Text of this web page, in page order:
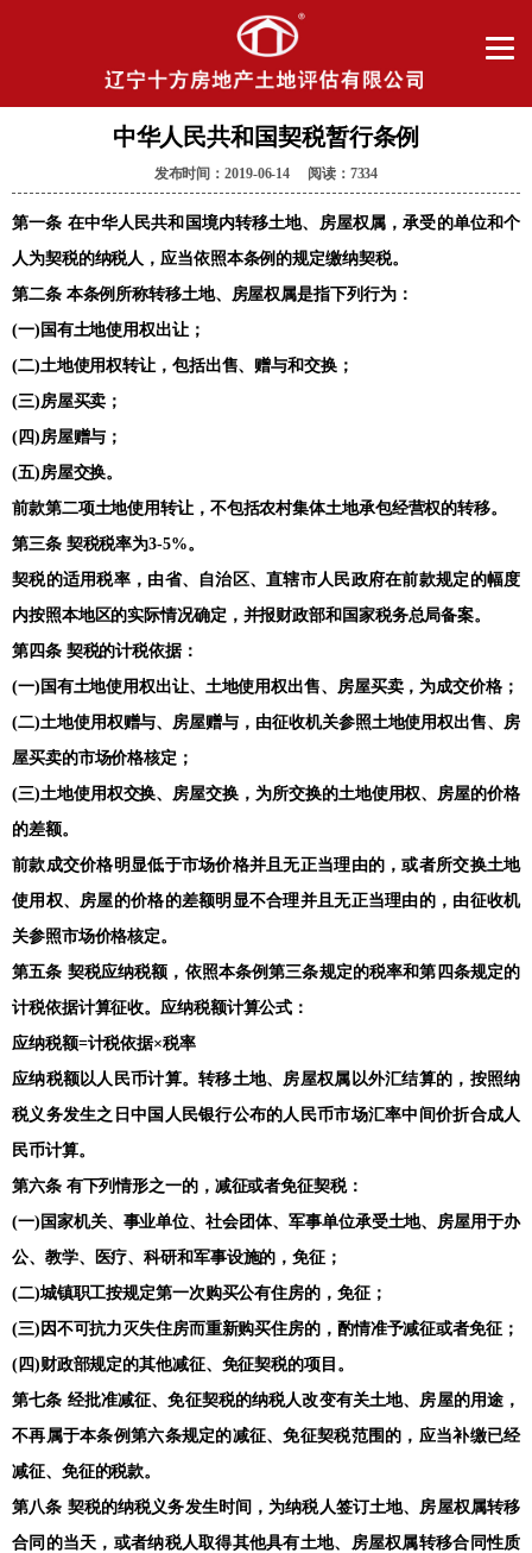
中华人民共和国契税暂行条例
发布时间：2019-06-14 阅读：7334
第一条 在中华人民共和国境内转移土地、房屋权属，承受的单位和个
人为契税的纳税人，应当依照本条例的规定缴纳契税。
第二条 本条例所称转移土地、房屋权属是指下列行为：
(一)国有土地使用权出让；
(二)土地使用权转让，包括出售、赠与和交换；
(三)房屋买卖；
(四)房屋赠与；
(五)房屋交换。
前款第二项土地使用转让，不包括农村集体土地承包经营权的转移。
第三条 契税税率为3-5%。
契税的适用税率，由省、自治区、直辖市人民政府在前款规定的幅度
内按照本地区的实际情况确定，并报财政部和国家税务总局备案。
第四条 契税的计税依据：
(一)国有土地使用权出让、土地使用权出售、房屋买卖，为成交价格；
(二)土地使用权赠与、房屋赠与，由征收机关参照土地使用权出售、房
屋买卖的市场价格核定；
(三)土地使用权交换、房屋交换，为所交换的土地使用权、房屋的价格
的差额。
前款成交价格明显低于市场价格并且无正当理由的，或者所交换土地
使用权、房屋的价格的差额明显不合理并且无正当理由的，由征收机
关参照市场价格核定。
第五条 契税应纳税额，依照本条例第三条规定的税率和第四条规定的
计税依据计算征收。应纳税额计算公式：
应纳税额=计税依据×税率
应纳税额以人民币计算。转移土地、房屋权属以外汇结算的，按照纳
税义务发生之日中国人民银行公布的人民币市场汇率中间价折合成人
民币计算。
第六条 有下列情形之一的，减征或者免征契税：
(一)国家机关、事业单位、社会团体、军事单位承受土地、房屋用于办
公、教学、医疗、科研和军事设施的，免征；
(二)城镇职工按规定第一次购买公有住房的，免征；
(三)因不可抗力灭失住房而重新购买住房的，酌情准予减征或者免征；
(四)财政部规定的其他减征、免征契税的项目。
第七条 经批准减征、免征契税的纳税人改变有关土地、房屋的用途，
不再属于本条例第六条规定的减征、免征契税范围的，应当补缴已经
减征、免征的税款。
第八条 契税的纳税义务发生时间，为纳税人签订土地、房屋权属转移
合同的当天，或者纳税人取得其他具有土地、房屋权属转移合同性质